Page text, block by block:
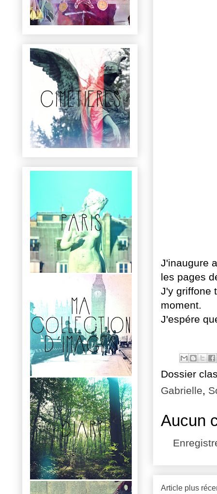
J'inaugure
les pages
J'y griffone
moment.
J'espére
Dossier
Gabrielle,
Aucun
Article plus